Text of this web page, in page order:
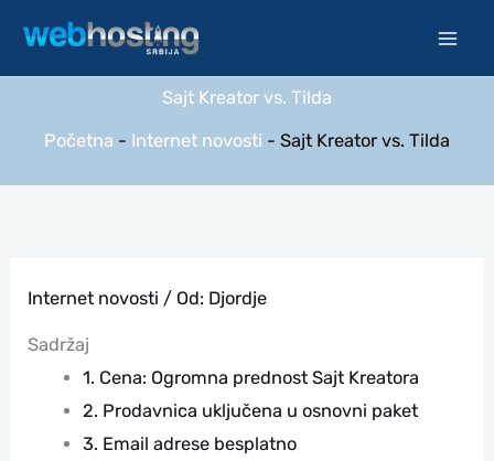
sadržaj
Sajt Kreator vs. Tilda
Početna - Internet novosti - Sajt Kreator vs. Tilda
Internet novosti / Od: Djordje
Sadržaj
1. Cena: Ogromna prednost Sajt Kreatora
2. Prodavnica uključena u osnovni paket
3. Email adrese besplatno